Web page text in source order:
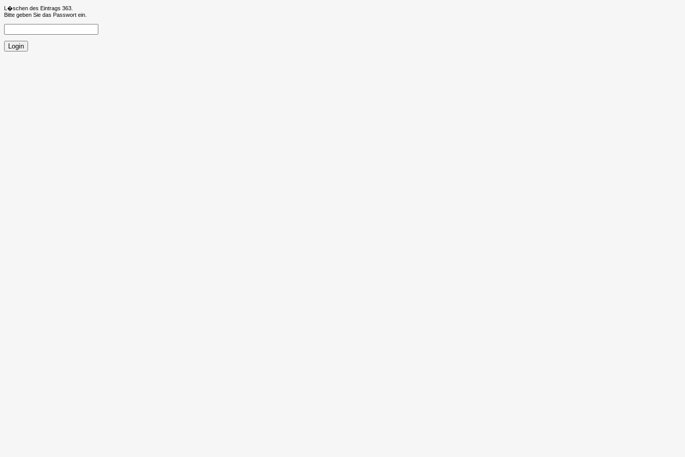
L�schen des Eintrags 363.
Bitte geben Sie das Passwort ein.